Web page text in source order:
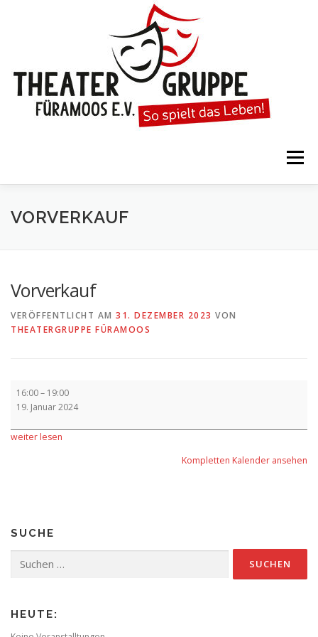
Menü
STARTSEITE DIE THEATERGRUPPE
KALENDER GESPIELTE STÜCKE
VORVERKAUF
Vorverkauf
VERÖFFENTLICHT AM 31. DEZEMBER 2023 VON
THEATERGRUPPE FÜRAMOOS
16:00– 19:00
19. Januar 2024
weiter lesen
Kompletten Kalender ansehen
SUCHE
nach:
HEUTE: